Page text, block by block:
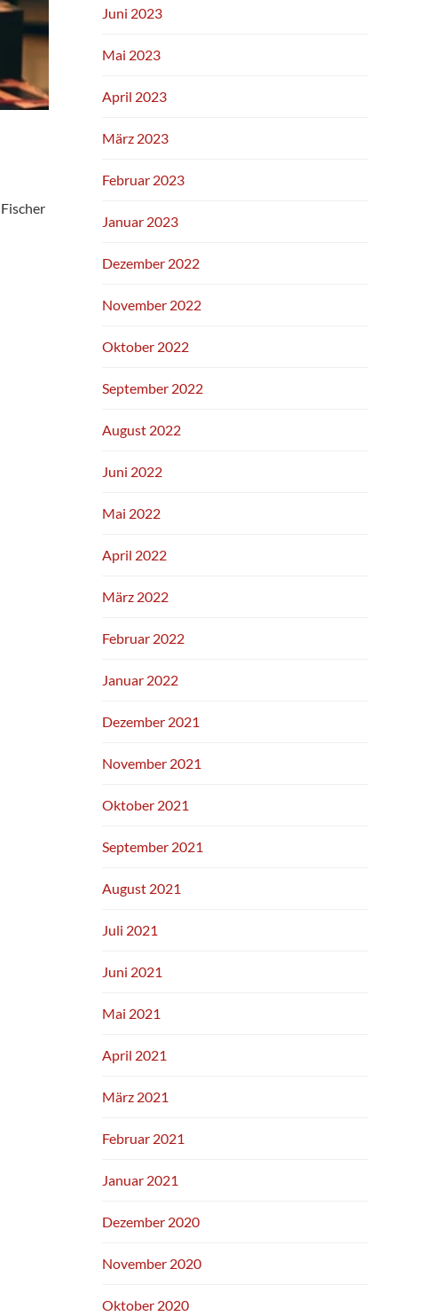
Juni 2023
Mai 2023
April 2023
März 2023
Februar 2023
Januar 2023
Dezember 2022
November 2022
Oktober 2022
September 2022
August 2022
Juni 2022
Mai 2022
April 2022
März 2022
Februar 2022
Januar 2022
Dezember 2021
November 2021
Oktober 2021
September 2021
August 2021
Juli 2021
Juni 2021
Mai 2021
April 2021
März 2021
Februar 2021
Januar 2021
Dezember 2020
November 2020
Oktober 2020